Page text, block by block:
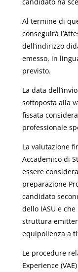
Al termine di
conseguirà
dell’indirizzo
emesso, in
previsto.
La data
sottoposta alla
fissata
professionale
La valutazione
Accademico di
essere
preparazione
candidato
dello IASU e
struttura
equipollenza a
Le procedure
Experience